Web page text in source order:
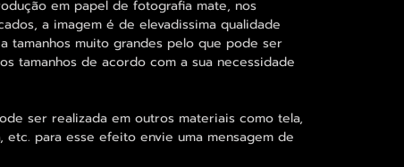
em papel de fotografia mate, nos
a imagem é de elevadissima qualidade
tamanhos muito grandes pelo que pode ser
tamanhos de acordo com a sua necessidade
ser realizada em outros materiais como tela,
etc. para esse efeito envie uma mensagem de